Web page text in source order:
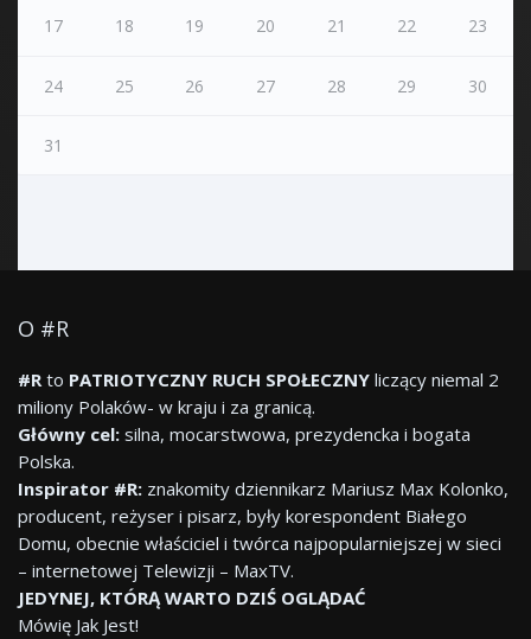
17 18 19 20 21 22 23
24 25 26 27 28 29 30
31
O #R
#Rto PATRIOTYCZNY RUCH SPOŁECZNY liczący niemal 2
miliony Polaków- w kraju i za granicą.
Główny cel: silna, mocarstwowa, prezydencka i bogata
Polska.
Inspirator #R: znakomity dziennikarz Mariusz Max Kolonko,
producent, reżyser i pisarz, były korespondent Białego
Domu, obecnie właściciel i twórca najpopularniejszej w sieci
– internetowej Telewizji – MaxTV.
JEDYNEJ, KTÓRĄ WARTO DZIŚ OGLĄDAĆ
Mówię Jak Jest!